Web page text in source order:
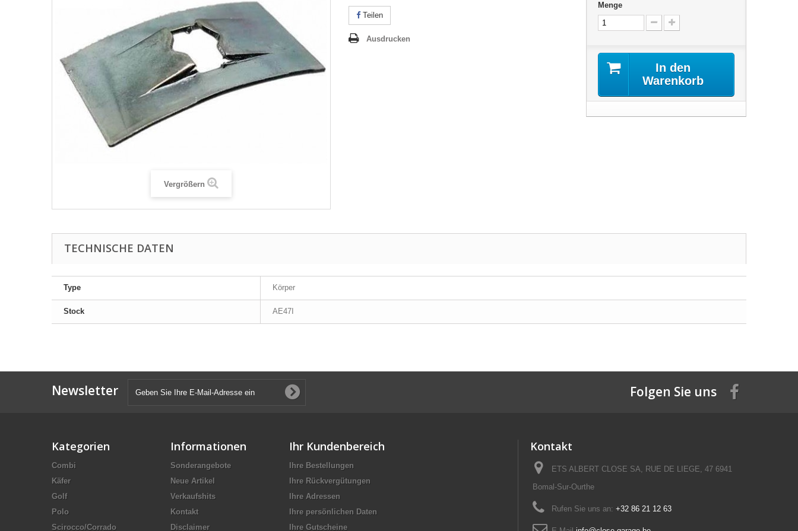
Vergrößern
Teilen
Ausdrucken
Menge
In den
Warenkorb
TECHNISCHE DATEN
Type Körper
Stock AE47I
Newsletter Folgen Sie uns
Kategorien
Combi
Käfer
Golf
Polo
Scirocco/Corrado
Informationen
Sonderangebote
Neue Artikel
Verkaufshits
Kontakt
Disclaimer
Ihr Kundenbereich
Ihre Bestellungen
Ihre Rückvergütungen
Ihre Adressen
Ihre persönlichen Daten
Ihre Gutscheine
Kontakt
ETS ALBERT CLOSE SA, RUE DE LIEGE, 47 6941
Bomal-Sur-Ourthe
Rufen Sie uns an: +32 86 21 12 63